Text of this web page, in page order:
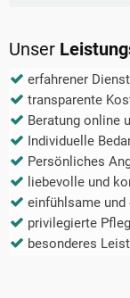
Unser
erfahrener
transparente
Beratung online
Individuelle
Persönliches
liebevolle und
einfühlsame und
privilegierte
besonderes